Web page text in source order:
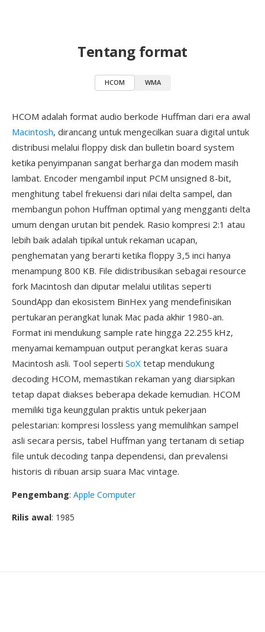
Tentang format
HCOM WMA
HCOM adalah format audio berkode Huffman dari era awal
Macintosh, dirancang untuk mengecilkan suara digital untuk
distribusi melalui floppy disk dan bulletin board system
ketika penyimpanan sangat berharga dan modem masih
lambat. Encoder mengambil input PCM unsigned 8-bit,
menghitung tabel frekuensi dari nilai delta sampel, dan
membangun pohon Huffman optimal yang mengganti delta
umum dengan urutan bit pendek. Rasio kompresi 2:1 atau
lebih baik adalah tipikal untuk rekaman ucapan,
penghematan yang berarti ketika floppy 3,5 inci hanya
menampung 800 KB. File didistribusikan sebagai resource
fork Macintosh dan diputar melalui utilitas seperti
SoundApp dan ekosistem BinHex yang mendefinisikan
pertukaran perangkat lunak Mac pada akhir 1980-an.
Format ini mendukung sample rate hingga 22.255 kHz,
menyamai kemampuan output perangkat keras suara
Macintosh asli. Tool seperti SoX tetap mendukung
decoding HCOM, memastikan rekaman yang diarsipkan
tetap dapat diakses beberapa dekade kemudian. HCOM
memiliki tiga keunggulan praktis untuk pekerjaan
pelestarian: kompresi lossless yang memulihkan sampel
asli secara persis, tabel Huffman yang tertanam di setiap
file untuk decoding tanpa dependensi, dan prevalensi
historis di ribuan arsip suara Mac vintage.
Pengembang: Apple Computer
Rilis awal: 1985